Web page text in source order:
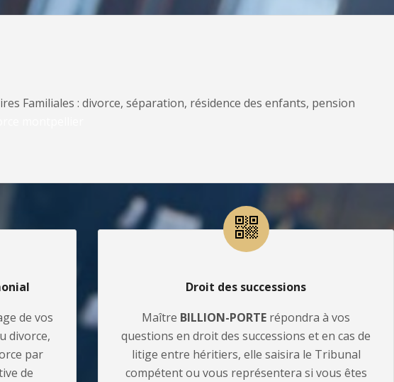
Familiales : divorce, séparation, résidence des enfants, pension
de vos
divorce,
par
de
Droit des successions
Maître BILLION-PORTE répondra à vos
questions en droit des successions et en cas de
litige entre héritiers, elle saisira le Tribunal
compétent ou vous représentera si vous êtes